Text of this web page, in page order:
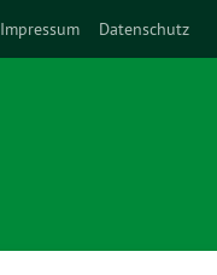
Impressum Datenschutz